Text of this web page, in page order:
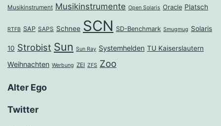
Musikinstrument Musikinstrumente Open Solaris Oracle Platsch
RTFB SAP SAPS Schnee SCN SD-Benchmark Smugmug Solaris
10 Strobist Sun Sun Ray Systemhelden TU Kaiserslautern
Weihnachten Werbung ZEI ZFS Zoo
Alter Ego
Twitter